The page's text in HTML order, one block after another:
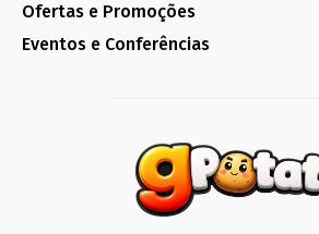
Ofertas e Promoções
Eventos e Conferências